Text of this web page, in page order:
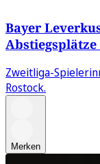
Bayer
Zweitliga-
Rostock.
Merken